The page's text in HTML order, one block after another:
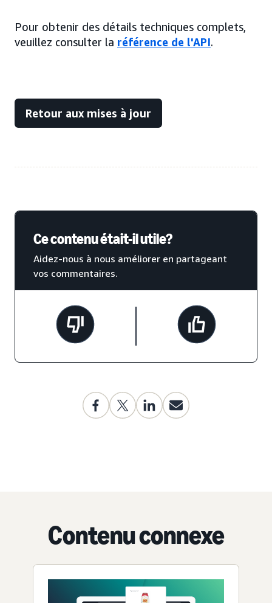
Pour obtenir des détails techniques complets,
veuillez consulter la référence de l'API.
Retour aux mises à jour
Ce contenu était-il utile?
Aidez-nous à nous améliorer en partageant
vos commentaires.
Contenu connexe